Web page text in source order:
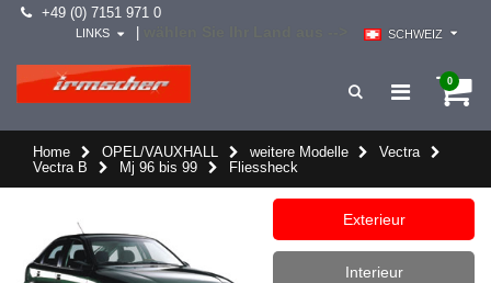
+49 (0) 7151 971 0
SCHWEIZ
LINKS
0
Home OPEL/VAUXHALL weitere Modelle
Vectra
Vectra B
Mj 96 bis 99 Fliessheck
Exterieur
Interieur